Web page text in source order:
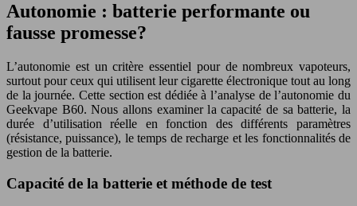
Autonomie : batterie performante ou
fausse promesse?
L’autonomie est un critère essentiel pour de nombreux vapoteurs,
surtout pour ceux qui utilisent leur cigarette électronique tout au long
de la journée. Cette section est dédiée à l’analyse de l’autonomie du
Geekvape B60. Nous allons examiner la capacité de sa batterie, la
durée d’utilisation réelle en fonction des différents paramètres
(résistance, puissance), le temps de recharge et les fonctionnalités de
gestion de la batterie.
Capacité de la batterie et méthode de test